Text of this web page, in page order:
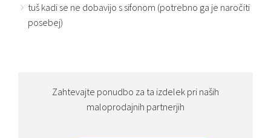
tuš kadi se ne dobavijo s sifonom (potrebno ga je naročiti
posebej)
Zahtevajte ponudbo za ta izdelek pri naših
maloprodajnih partnerjih